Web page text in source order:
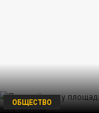
ОБЩЕСТВО